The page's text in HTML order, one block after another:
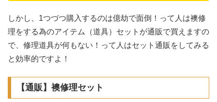
しかし、1つづつ購入するのは億劫で面倒！って人は襖修
理をする為のアイテム（道具）セットが通販で買えますの
で、修理道具が何もない！って人はセット通販をしてみる
と効率的ですよ！
【通販】襖修理セット